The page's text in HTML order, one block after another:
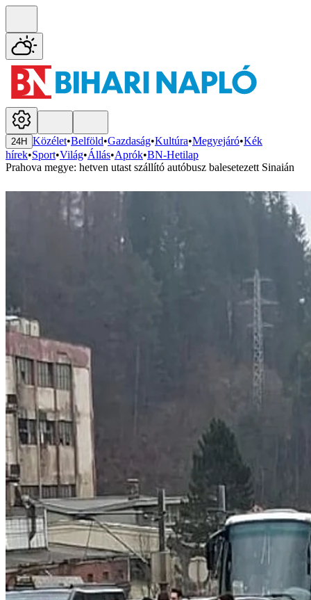
24H Közélet•Belföld•Gazdaság•Kultúra•Megyejáró•Kék
hírek•Sport•Világ•Állás•Aprók•BN-Hetilap
Prahova megye: hetven utast szállító autóbusz balesetezett Sinaián